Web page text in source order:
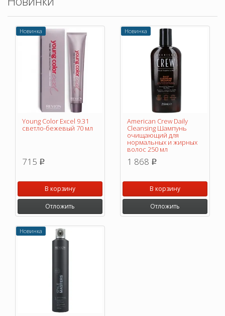
Новинка
Young Color Excel 9.31
светло-бежевый 70 мл
715 p
В корзину
Отложить
Новинка
American Crew Daily
Cleansing Шампунь
очищающий для
нормальных и жирных
волос 250 мл
1 868 p
В корзину
Отложить
Новинка